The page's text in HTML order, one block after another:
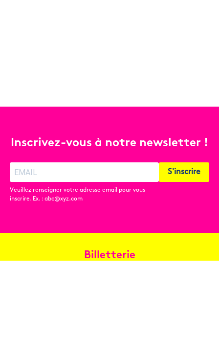
Inscrivez-vous à notre newsletter !
Veuillez renseigner votre adresse email pour vous
inscrire. Ex. : abc@xyz.com
S'inscrire
Billetterie